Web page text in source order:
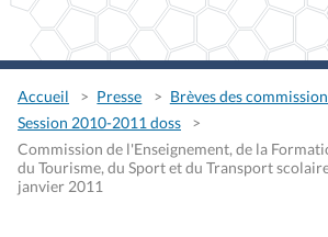
Accueil Presse
Brèves des
Session 2010-2011 doss
Commission de l'Enseignement, de la
du Tourisme, du Sport et du Transport
janvier 2011